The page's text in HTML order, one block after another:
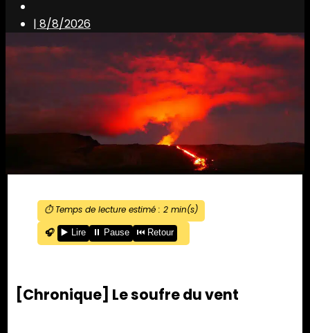
| 8/8/2026
⏱️ Temps de lecture estimé : 2min(s)
🎧
▶️ Lire ⏸️ Pause ⏮️ Retour
[Chronique] Le soufre du vent